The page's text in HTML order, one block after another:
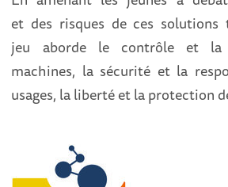
et des risques de ces solutions
jeu aborde le contrôle et la
machines, la sécurité et la
usages, la liberté et la protection